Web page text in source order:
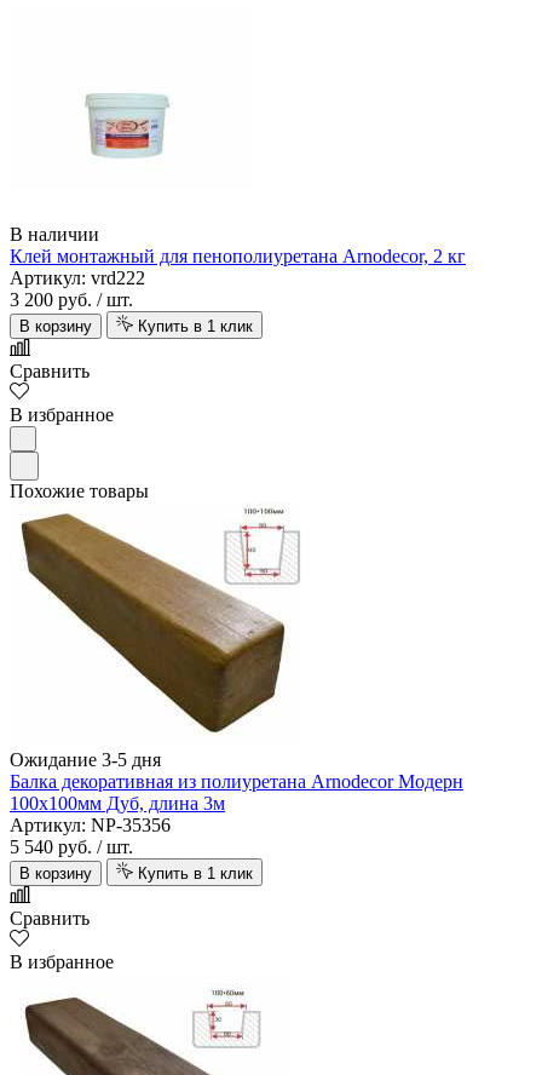
В наличии
Клей монтажный для пенополиуретана Arnodecor, 2 кг
Артикул: vrd222
3 200 руб. / шт.
В корзину Купить в 1 клик
Сравнить
В избранное
Похожие товары
Ожидание 3-5 дня
Балка декоративная из полиуретана Arnodecor Модерн
100х100мм Дуб, длина 3м
Артикул: NP-35356
5 540 руб. / шт.
В корзину Купить в 1 клик
Сравнить
В избранное